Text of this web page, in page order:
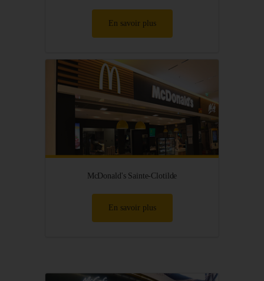
En savoir plus
McDonald's Sainte-Clotilde
En savoir plus